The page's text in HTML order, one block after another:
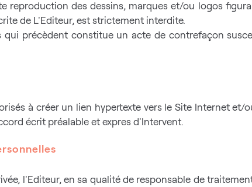
reproduction des dessins, marques et/ou logos
de L'Editeur, est strictement interdite.
qui précèdent constitue un acte de contrefaçon
à créer un lien hypertexte vers le Site Internet
écrit préalable et expres d'Intervent.
l'Editeur, en sa qualité de responsable de